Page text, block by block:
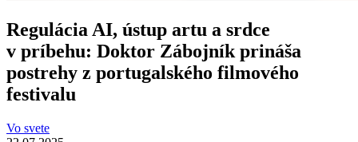
Regulácia AI, ústup artu a srdce
v príbehu: Doktor Zábojník prináša
postrehy z portugalského filmového
festivalu
Vo svete